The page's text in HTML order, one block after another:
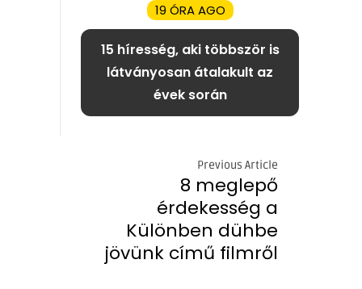
19 ÓRA AGO
15 híresség, aki többször is
látványosan átalakult az
évek során
Previous Article
8 meglepő
érdekesség a
Különben dühbe
jövünk című filmről